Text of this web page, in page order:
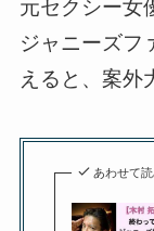
元セクシー女
ジャニーズフ
えると、案外
あわせて